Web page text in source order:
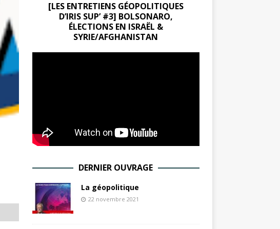
[LES ENTRETIENS GÉOPOLITIQUES
D’IRIS SUP’ #3] BOLSONARO,
ÉLECTIONS EN ISRAËL &
SYRIE/AFGHANISTAN
DERNIER OUVRAGE
La géopolitique
22 novembre 2021